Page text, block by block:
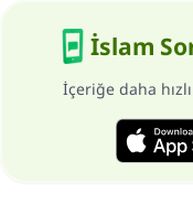
İslam
İçeriğe daha